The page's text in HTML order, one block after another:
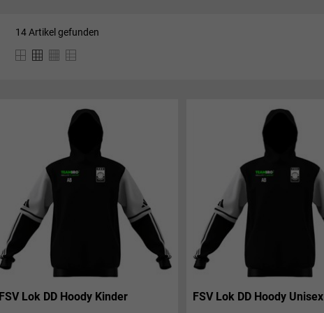
14 Artikel gefunden
FSV Lok DD Hoody Kinder FSV Lok DD Hoody Unisex